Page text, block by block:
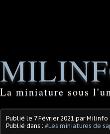
La miniature sous
Publié le 7 Février 2021 par Milinfo
Publié dans : #Les miniatures de